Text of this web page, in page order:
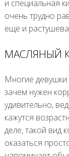
и специальная
очень трудно
еще и
МАСЛЯНЫЙ
Многие
зачем нужен
удивительно,
кажутся
деле, такой вид
оказаться